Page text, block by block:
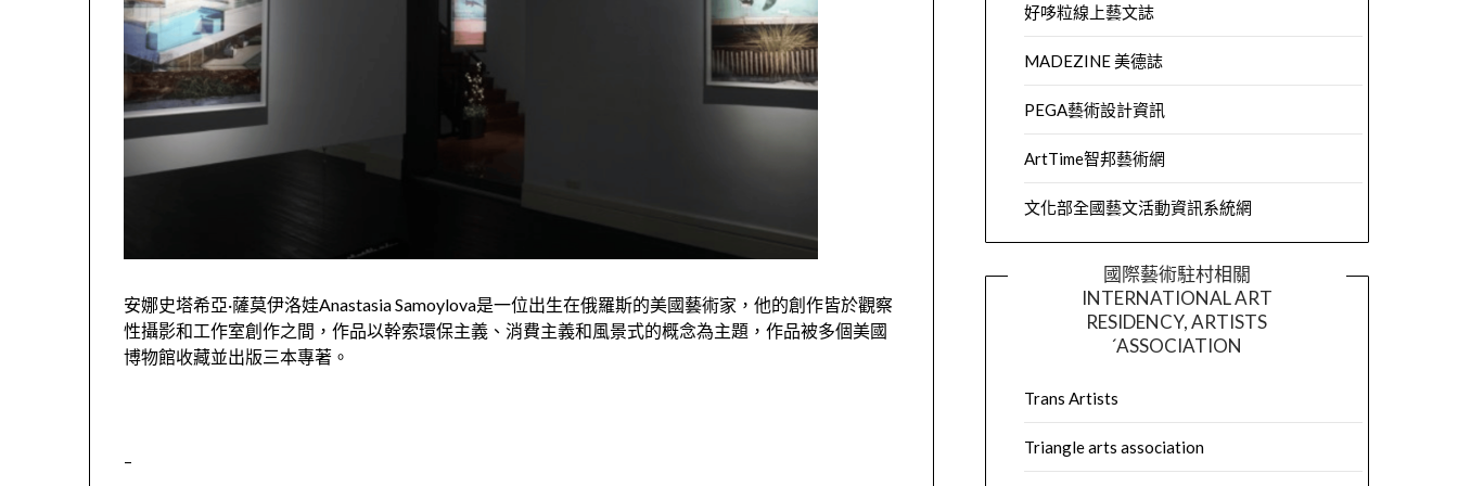
安娜史塔希亞·薩莫伊洛娃Anastasia Samoylova是一位出生在俄羅斯的美國藝術家，他的創作皆於觀察
性攝影和工作室創作之間，作品以幹索環保主義、消費主義和風景式的概念為主題，作品被多個美國
博物館收藏並出版三本專著。
–
好哆粒線上藝文誌
MADEZINE 美德誌
PEGA藝術設計資訊
ArtTime智邦藝術網
文化部全國藝文活動資訊系統網
國際藝術駐村相關
INTERNATIONAL ART
RESIDENCY, ARTISTS
´ASSOCIATION
Trans Artists
Triangle arts association